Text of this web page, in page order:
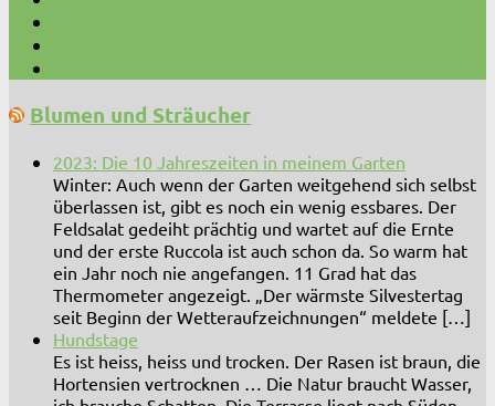
Blumen und Sträucher
2023: Die 10 Jahreszeiten in meinem Garten
Winter: Auch wenn der Garten weitgehend sich selbst
überlassen ist, gibt es noch ein wenig essbares. Der
Feldsalat gedeiht prächtig und wartet auf die Ernte
und der erste Ruccola ist auch schon da. So warm hat
ein Jahr noch nie angefangen. 11 Grad hat das
Thermometer angezeigt. „Der wärmste Silvestertag
seit Beginn der Wetteraufzeichnungen“ meldete […]
Hundstage
Es ist heiss, heiss und trocken. Der Rasen ist braun, die
Hortensien vertrocknen … Die Natur braucht Wasser,